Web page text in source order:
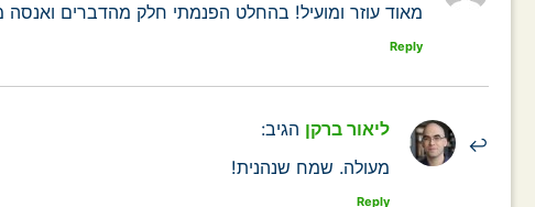
מאוד עוזר ומועיל! בהחלט הפנמתי חלק מהדברים ואנסה
Reply
ליאור ברקן הגיב:
מעולה. שמח שנהנית!
Reply